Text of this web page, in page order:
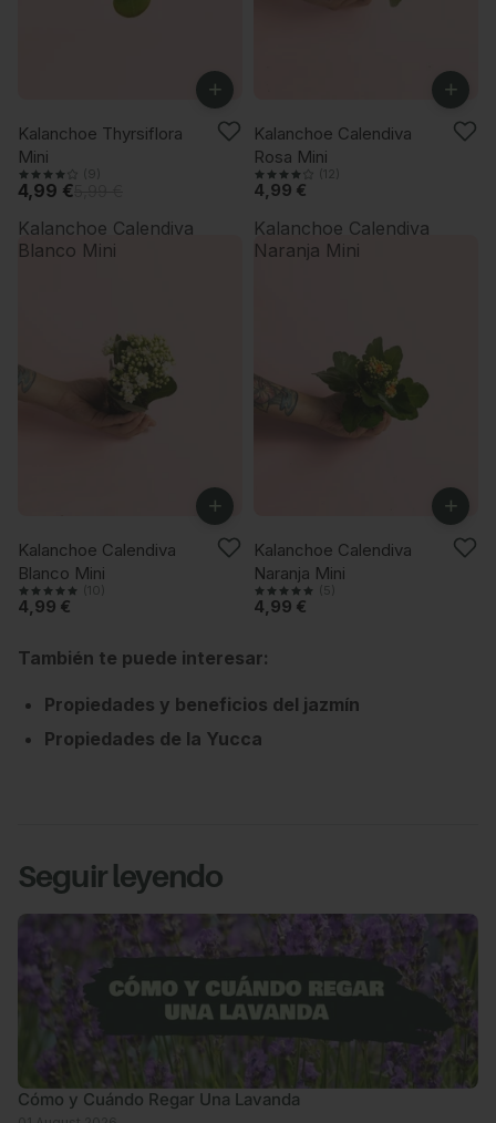
-16%
+
Kalanchoe Thyrsiflora
Mini
(9)
4,99 €
ÚLTIMAS UNIDADES
+
Kalanchoe Calendiva
Rosa Mini
(12)
4,99 €
Kalanchoe Calendiva
Blanco Mini
ÚLTIMAS UNIDADES
+
Kalanchoe Calendiva
Blanco Mini
(10)
4,99 €
Kalanchoe Calendiva
Naranja Mini
ÚLTIMAS UNIDADES
+
Kalanchoe Calendiva
Naranja Mini
(5)
4,99 €
También te puede interesar:
Propiedades y beneficios del jazmín
Propiedades de la Yucca
Seguir leyendo
Cómo y Cuándo Regar Una Lavanda